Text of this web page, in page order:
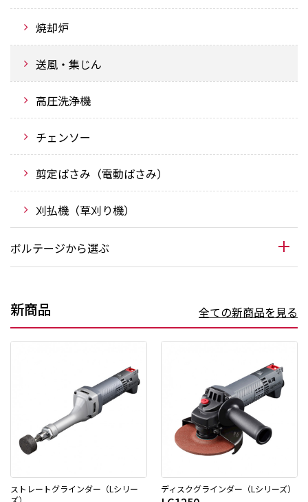
焼却炉
送風・集じん
高圧洗浄機
チェンソー
剪定ばさみ（電動ばさみ）
刈払機（草刈り機）
ボルテージから選ぶ
新商品 全ての新商品を見る
ストレートグラインダー（Lシリー
ズ）
ディスクグラインダー（Lシリーズ）